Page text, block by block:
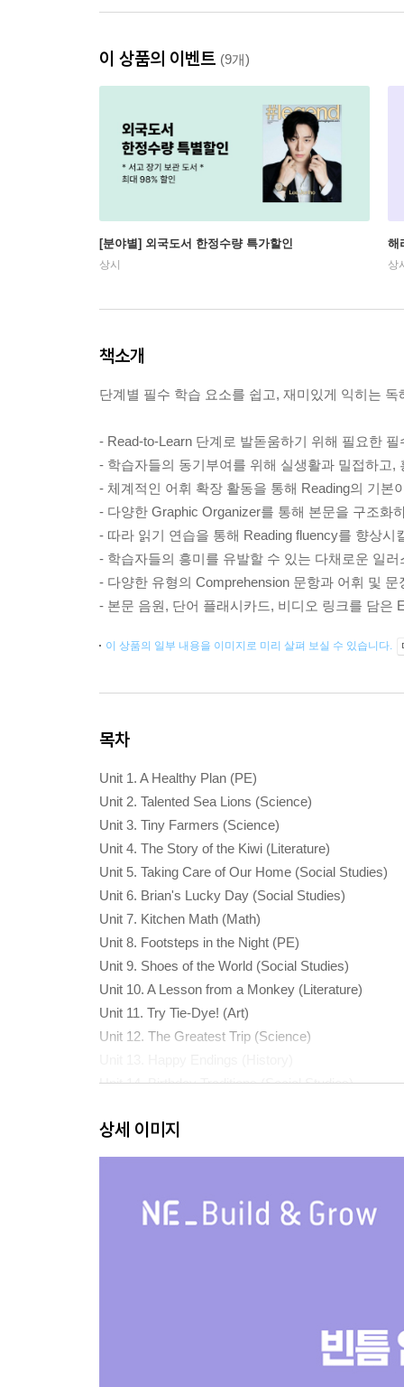
이 상품의 이벤트 (9개)
[분야별] 외국도서 한정수량 특가할인
상시
해
상
책소개
단계별 필수 학습 요소를 쉽고, 재미있게 익히는 독
- Read-to-Learn 단계로 발돋움하기 위해 필요한
- 학습자들의 동기부여를 위해 실생활과 밀접하고,
- 체계적인 어휘 확장 활동을 통해 Reading의 기본
- 다양한 Graphic Organizer를 통해 본문을 구조화
- 따라 읽기 연습을 통해 Reading fluency를 향상시
- 학습자들의 흥미를 유발할 수 있는 다채로운 일
- 다양한 유형의 Comprehension 문항과 어휘 및
- 본문 음원, 단어 플래시카드, 비디오 링크를 담은
이 상품의 일부 내용을 이미지로 미리 살펴 보실 수 있습니다.
목차
Unit 1. A Healthy Plan (PE)
Unit 2. Talented Sea Lions (Science)
Unit 3. Tiny Farmers (Science)
Unit 4. The Story of the Kiwi (Literature)
Unit 5. Taking Care of Our Home (Social Studies)
Unit 6. Brian's Lucky Day (Social Studies)
Unit 7. Kitchen Math (Math)
Unit 8. Footsteps in the Night (PE)
Unit 9. Shoes of the World (Social Studies)
Unit 10. A Lesson from a Monkey (Literature)
Unit 11. Try Tie-Dye! (Art)
Unit 12. The Greatest Trip (Science)
Unit 14. Birthday Traditions (Social Studies)
Unit 16. What a Useful Number! (Math)
상세 이미지